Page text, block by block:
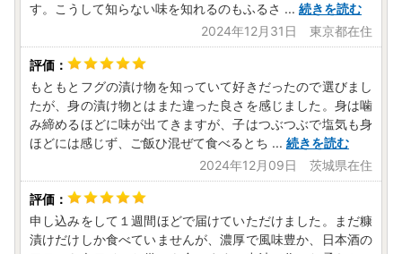
す。こうして知らない味を知れるのもふるさ ... 続きを読む
2024年12月31日 東京都在住
もともとフグの漬け物を知っていて好きだったので選びまし
たが、身の漬け物とはまた違った良さを感じました。身は噛
み締めるほどに味が出てきますが、子はつぶつぶで塩気も身
ほどには感じず、ご飯ひ混ぜて食べるとち ... 続きを読む
2024年12月09日 茨城県在住
申し込みをして１週間ほどで届けていただけました。まだ糠
漬けだけしか食べていませんが、濃厚で風味豊か、日本酒の